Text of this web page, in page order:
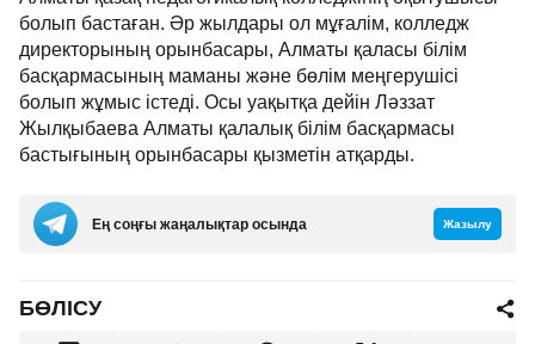
болып бастаған. Әр жылдары ол мұғалім, колледж
директорының орынбасары, Алматы қаласы білім
басқармасының маманы және бөлім меңгерушісі
болып жұмыс істеді. Осы уақытқа дейін Ләззат
Жылқыбаева Алматы қалалық білім басқармасы
бастығының орынбасары қызметін атқарды.
Ең соңғы жаңалықтар осында Жазылу
БӨЛІСУ